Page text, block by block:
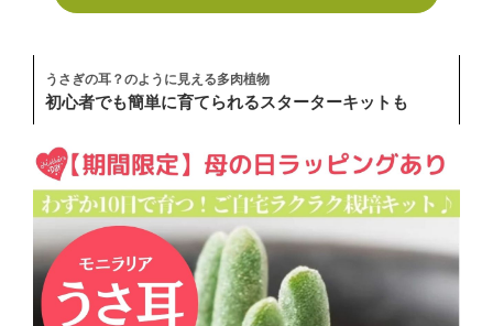
うさぎの耳？のように見える多肉植物
初心者でも簡単に育てられるスターターキットも